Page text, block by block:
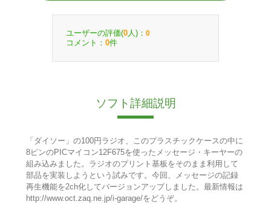
ユーザーの評価(0 人)： 0
コメント： 0件
ソフト詳細説明
「ダイソー」の100円ラジオ、このプラスチックケースの中に
8ピンのPICマイコン12F675を使ったメッセージ・キーヤーの
組み込みました。ラジオのプリント基板をそのまま利用して
部品を実装しようという試みです。今回、メッセージの記録
再生機能を2ch化してバージョンアップしました。最新情報は
http://www.oct.zaq.ne.jp/i-garage/をどうぞ。